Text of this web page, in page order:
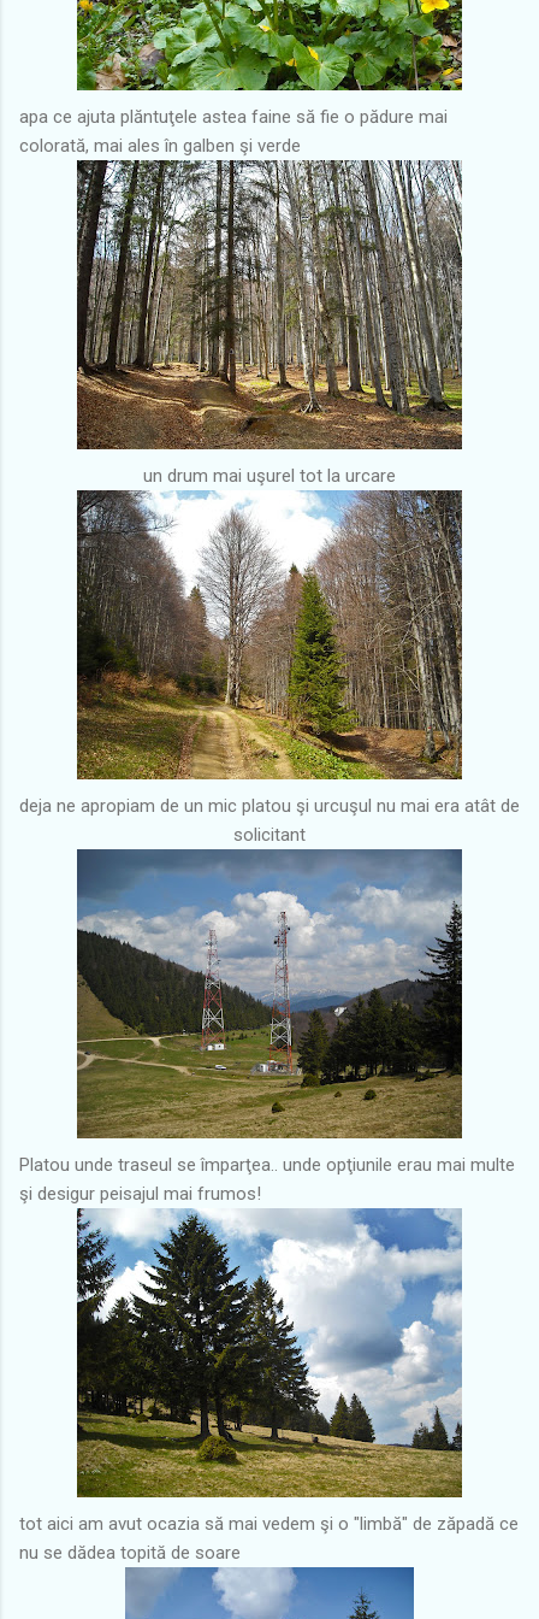
apa ce ajuta plăntuţele astea faine să fie o pădure mai
colorată, mai ales în galben şi verde
un drum mai uşurel tot la urcare
deja ne apropiam de un mic platou şi urcuşul nu mai era atât de
solicitant
Platou unde traseul se împarţea.. unde opţiunile erau mai multe
şi desigur peisajul mai frumos!
tot aici am avut ocazia să mai vedem şi o "limbă" de zăpadă ce
nu se dădea topită de soare